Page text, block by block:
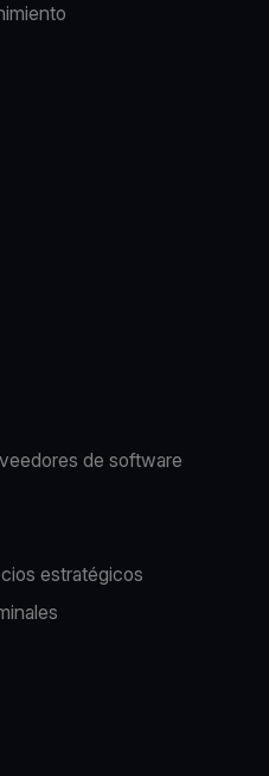
de software
estratégicos